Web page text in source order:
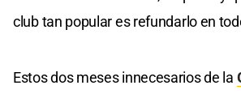
club tan popular es refundarlo en
Estos dos meses innecesarios de la